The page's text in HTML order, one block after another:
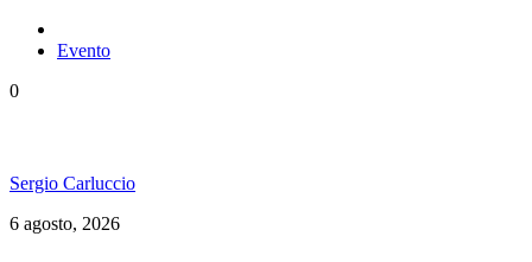
Evento
0
Sergio Carluccio
6 agosto, 2026